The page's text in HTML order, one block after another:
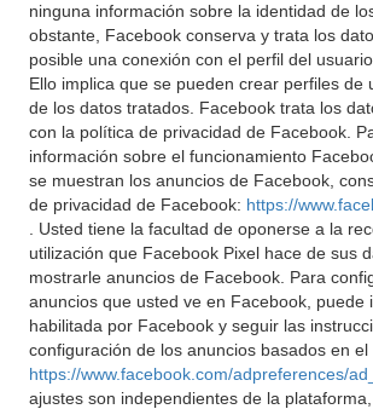
ninguna información sobre la identidad de
obstante, Facebook conserva y trata los
posible una conexión con el perfil del
Ello implica que se pueden crear perfiles de
de los datos tratados. Facebook trata los
con la política de privacidad de Facebook.
información sobre el funcionamiento
se muestran los anuncios de Facebook,
de privacidad de Facebook: https://
. Usted tiene la facultad de oponerse a la
utilización que Facebook Pixel hace de sus
mostrarle anuncios de Facebook. Para
anuncios que usted ve en Facebook, puede
habilitada por Facebook y seguir las
configuración de los anuncios basados en el
https://www.facebook.com/adpreferences/
ajustes son independientes de la